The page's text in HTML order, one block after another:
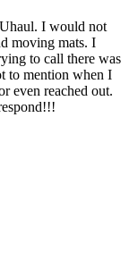
I would not
moving mats. I
to call there was
to mention when I
even reached out.